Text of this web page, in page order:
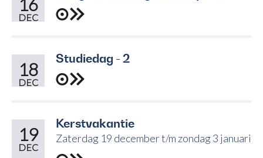
16
DEC
Studiedag - 2
18
DEC
Kerstvakantie
19
DEC
Zaterdag 19 december t/m zondag 3 januari